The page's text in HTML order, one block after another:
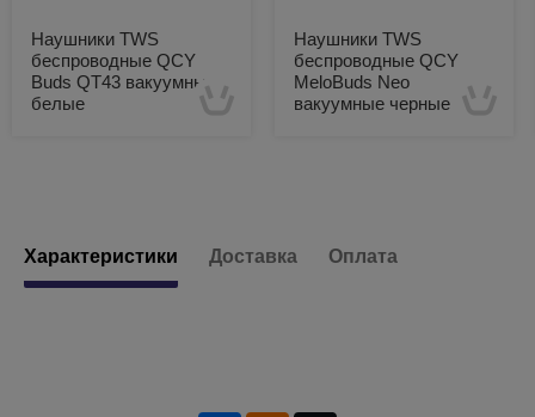
Наушники TWS
беспроводные QCY
Buds QT43 вакуумные
белые
Наушники TWS
беспроводные QCY
MeloBuds Neo
вакуумные черные
Характеристики Доставка Оплата